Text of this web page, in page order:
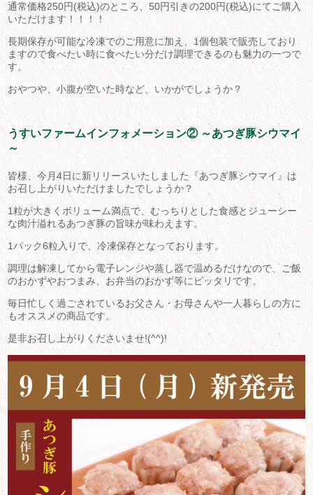
通常価格250円(税込)のところ、50円引きの200円(税込)にてご購入
いただけます！！！！
長期保存が可能な冷凍でのご用意に加え、1個包装で販売しており
ますので食べたい時に食べたい分だけ調理できるのも魅力の一つで
す。
おやつや、小腹が空いた時など、いかがでしょうか？
うすいファームインフォメーション② ～あつぎ豚シウマイ
～
皆様、今月4日に新リリースいたしました『あつぎ豚シウマイ』は
お召し上がりいただけましたでしょうか？
1粒が大きくボリューム満点で、むっちりとした食感とジューシー
な肉汁溢れるあつぎ豚の旨味が味わえます。
1パック6粒入りで、冷凍保存となっております。
調理は解凍してから電子レンジや蒸し器で温めるだけなので、ご飯
のおかずやおつまみ、お弁当のおかず等にピッタリです。
毎日忙しく過ごされているお父さん・お母さんや一人暮らしの方に
もオススメの商品です。
是非お召し上がりくださいませ!(^^)!